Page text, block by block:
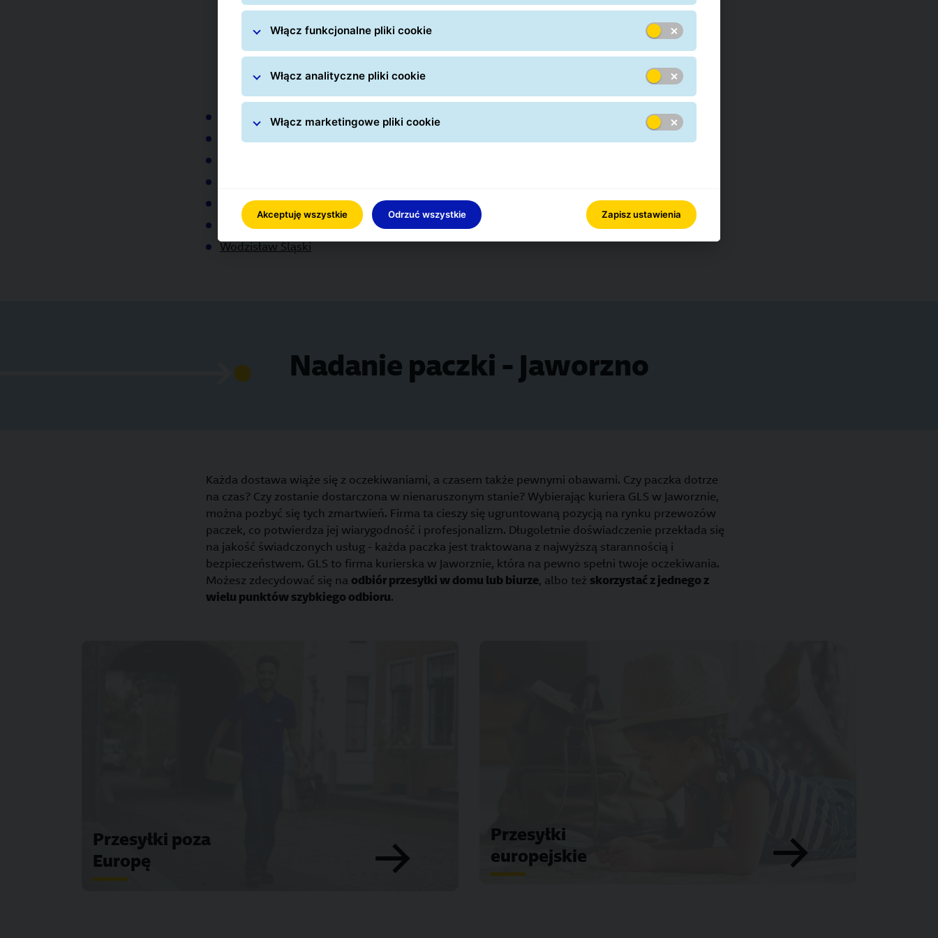
Zobacz inne nasze oddziały w województwie śląskim:
Częstochowa
Bielsko-Biała
Ogrodzieniec
Katowice
Wodzisław Śląski
Nadanie paczki - Jaworzno
Każda dostawa wiąże się z oczekiwaniami, a czasem także pewnymi obawami. Czy paczka dotrze
na czas? Czy zostanie dostarczona w nienaruszonym stanie? Wybierając kuriera GLS w Jaworznie,
można pozbyć się tych zmartwień. Firma ta cieszy się ugruntowaną pozycją na rynku przewozów
paczek, co potwierdza jej wiarygodność i profesjonalizm. Długoletnie doświadczenie przekłada się
na jakość świadczonych usług - każda paczka jest traktowana z najwyższą starannością i
bezpieczeństwem. GLS to firma kurierska w Jaworznie, która na pewno spełni twoje oczekiwania.
Możesz zdecydować się na odbiór przesyłki w domu lub biurze, albo też skorzystać z jednego z
wielu punktów szybkiego odbioru.
Przesyłki poza
Europę
Przesyłki
europejskie
Włącz funkcjonalne pliki cookie
Włącz analityczne pliki cookie
Włącz marketingowe pliki cookie
Akceptuję wszystkie Odrzuć wszystkie Zapisz ustawienia